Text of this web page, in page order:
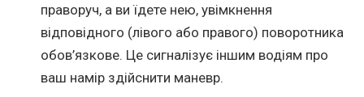
праворуч, а ви їдете нею, увімкнення
відповідного (лівого або правого) поворотника
обов’язкове. Це сигналізує іншим водіям про
ваш намір здійснити маневр.